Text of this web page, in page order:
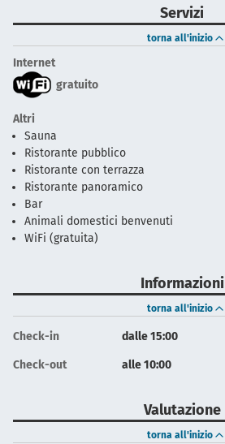
Servizi
torna all'inizio
Internet
gratuito
Altri
Sauna
Ristorante pubblico
Ristorante con terrazza
Ristorante panoramico
Bar
Animali domestici benvenuti
WiFi (gratuita)
Informazioni
torna all'inizio
Check-in dalle 15:00
Check-out alle 10:00
Valutazione
torna all'inizio